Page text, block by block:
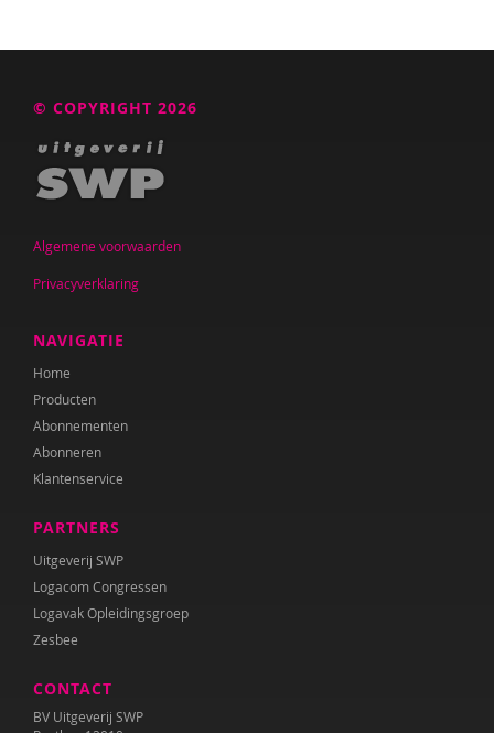
© COPYRIGHT 2026
Algemene voorwaarden
Privacyverklaring
NAVIGATIE
Home
Producten
Abonnementen
Abonneren
Klantenservice
PARTNERS
Uitgeverij SWP
Logacom Congressen
Logavak Opleidingsgroep
Zesbee
CONTACT
BV Uitgeverij SWP